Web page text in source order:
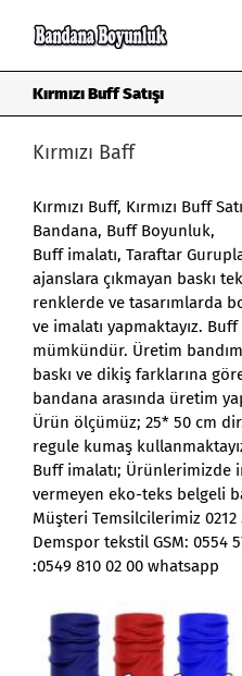
Kırmızı Buff Satışı
Kırmızı Baff
Kırmızı Buff, Kırmızı Buff
Bandana, Buff Boyunluk,
Buff imalatı, Taraftar
ajanslara çıkmayan baskı
renklerde ve tasarımlarda
ve imalatı yapmaktayız.
mümkündür. Üretim
baskı ve dikiş farklarına
bandana arasında üretim
Ürün ölçümüz; 25* 50 cm
regule kumaş
Buff imalatı; Ürünlerimizde
vermeyen eko-teks belgeli
Müşteri Temsilcilerimiz 0212
Demspor tekstil GSM: 0554
:0549 810 02 00 whatsapp